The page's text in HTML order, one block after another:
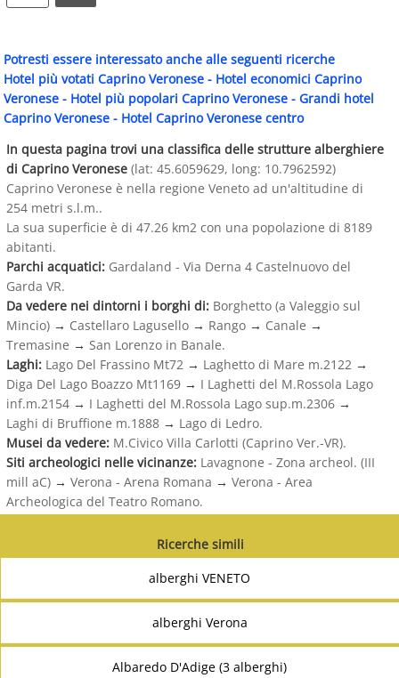
Potresti essere interessato anche alle seguenti ricerche
Hotel più votati Caprino Veronese - Hotel economici Caprino
Veronese - Hotel più popolari Caprino Veronese - Grandi hotel
Caprino Veronese - Hotel Caprino Veronese centro
In questa pagina trovi una classifica delle strutture alberghiere
di Caprino Veronese (lat: 45.6059629, long: 10.7962592)
Caprino Veronese è nella regione Veneto ad un'altitudine di
254 metri s.l.m..
La sua superficie è di 47.26 km2 con una popolazione di 8189
abitanti.
Parchi acquatici: Gardaland - Via Derna 4 Castelnuovo del
Garda VR.
Da vedere nei dintorni i borghi di: Borghetto (a Valeggio sul
Mincio) → Castellaro Lagusello → Rango → Canale →
Tremasine → San Lorenzo in Banale.
Laghi: Lago Del Frassino Mt72 → Laghetto di Mare m.2122 →
Diga Del Lago Boazzo Mt1169 → I Laghetti del M.Rossola Lago
inf.m.2154 → I Laghetti del M.Rossola Lago sup.m.2306 →
Laghi di Bruffione m.1888 → Lago di Ledro.
Musei da vedere: M.Civico Villa Carlotti (Caprino Ver.-VR).
Siti archeologici nelle vicinanze: Lavagnone - Zona archeol. (III
mill aC) → Verona - Arena Romana → Verona - Area
Archeologica del Teatro Romano.
Ricerche simili
alberghi VENETO
alberghi Verona
Albaredo D'Adige (3 alberghi)